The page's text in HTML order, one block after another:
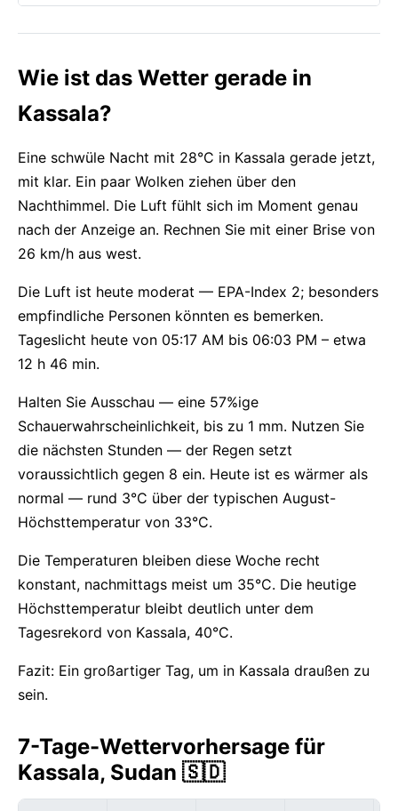
Wie ist das Wetter gerade in
Kassala?
Eine schwüle Nacht mit 28°C in Kassala gerade jetzt,
mit klar. Ein paar Wolken ziehen über den
Nachthimmel. Die Luft fühlt sich im Moment genau
nach der Anzeige an. Rechnen Sie mit einer Brise von
26 km/h aus west.
Die Luft ist heute moderat — EPA-Index 2; besonders
empfindliche Personen könnten es bemerken.
Tageslicht heute von 05:17 AM bis 06:03 PM – etwa
12 h 46 min.
Halten Sie Ausschau — eine 57%ige
Schauerwahrscheinlichkeit, bis zu 1 mm. Nutzen Sie
die nächsten Stunden — der Regen setzt
voraussichtlich gegen 8 ein. Heute ist es wärmer als
normal — rund 3°C über der typischen August-
Höchsttemperatur von 33°C.
Die Temperaturen bleiben diese Woche recht
konstant, nachmittags meist um 35°C. Die heutige
Höchsttemperatur bleibt deutlich unter dem
Tagesrekord von Kassala, 40°C.
Fazit: Ein großartiger Tag, um in Kassala draußen zu
sein.
7-Tage-Wettervorhersage für
Kassala, Sudan 🇸🇩